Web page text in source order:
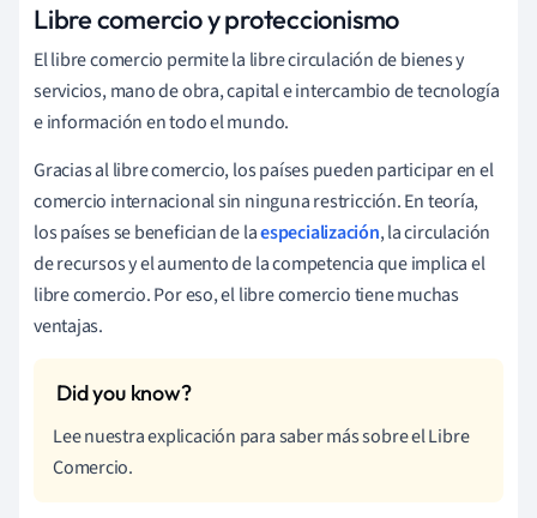
Libre comercio y proteccionismo
El libre comercio permite la libre circulación de bienes y
servicios, mano de obra, capital e intercambio de tecnología
e información en todo el mundo.
Gracias al libre comercio, los países pueden participar en el
comercio internacional sin ninguna restricción. En teoría,
los países se benefician de laespecialización, la circulación
de recursos y el aumento de la competencia que implica el
libre comercio. Por eso, el libre comercio tiene muchas
ventajas.
Lee nuestra explicación para saber más sobre el Libre
Comercio.